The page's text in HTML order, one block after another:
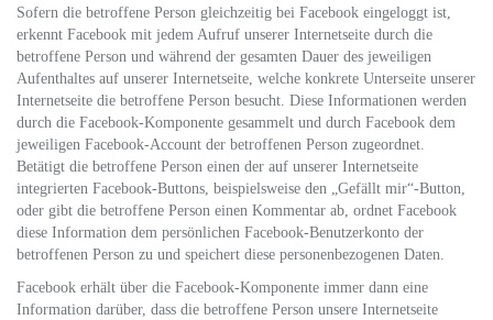
Sofern die betroffene Person gleichzeitig bei Facebook eingeloggt ist,
erkennt Facebook mit jedem Aufruf unserer Internetseite durch die
betroffene Person und während der gesamten Dauer des jeweiligen
Aufenthaltes auf unserer Internetseite, welche konkrete Unterseite unserer
Internetseite die betroffene Person besucht. Diese Informationen werden
durch die Facebook-Komponente gesammelt und durch Facebook dem
jeweiligen Facebook-Account der betroffenen Person zugeordnet.
Betätigt die betroffene Person einen der auf unserer Internetseite
integrierten Facebook-Buttons, beispielsweise den „Gefällt mir“-Button,
oder gibt die betroffene Person einen Kommentar ab, ordnet Facebook
diese Information dem persönlichen Facebook-Benutzerkonto der
betroffenen Person zu und speichert diese personenbezogenen Daten.
Facebook erhält über die Facebook-Komponente immer dann eine
Information darüber, dass die betroffene Person unsere Internetseite